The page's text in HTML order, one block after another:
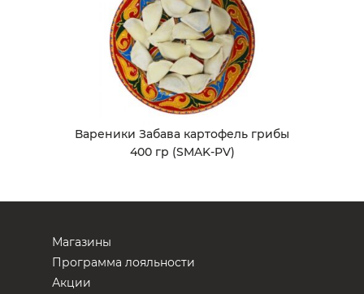
Вареники Забава картофель грибы
400 гр (SMAK-PV)
Магазины
Программа лояльности
Акции